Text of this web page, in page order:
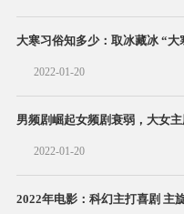
大寒习俗知多少：取冰藏冰 “大
2022-01-20
男频剧崛起女频剧衰弱，大女
2022-01-20
2022年电影：科幻主打喜剧 主